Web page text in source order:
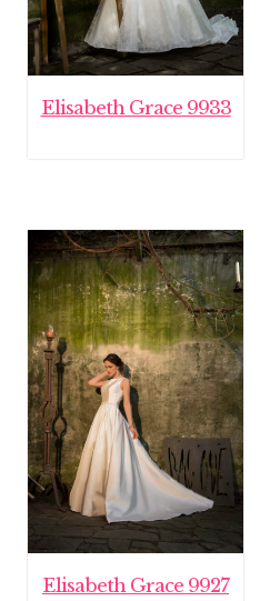
Elisabeth Grace 9933
Elisabeth Grace 9927